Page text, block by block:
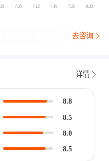
去咨询
详情
8.8
8.5
8.0
8.5